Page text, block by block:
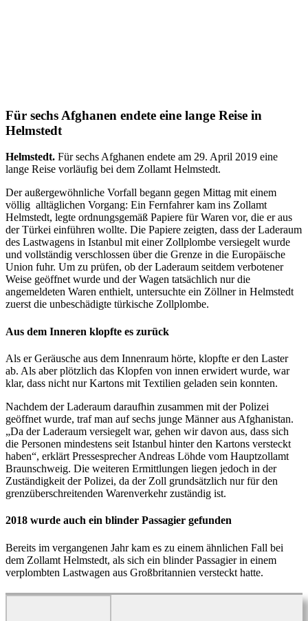
Für sechs Afghanen endete eine lange Reise in
Helmstedt
Helmstedt. Für sechs Afghanen endete am 29. April 2019 eine
lange Reise vorläufig bei dem Zollamt Helmstedt.
Der außergewöhnliche Vorfall begann gegen Mittag mit einem
völlig alltäglichen Vorgang: Ein Fernfahrer kam ins Zollamt
Helmstedt, legte ordnungsgemäß Papiere für Waren vor, die er aus
der Türkei einführen wollte. Die Papiere zeigten, dass der Laderaum
des Lastwagens in Istanbul mit einer Zollplombe versiegelt wurde
und vollständig verschlossen über die Grenze in die Europäische
Union fuhr. Um zu prüfen, ob der Laderaum seitdem verbotener
Weise geöffnet wurde und der Wagen tatsächlich nur die
angemeldeten Waren enthielt, untersuchte ein Zöllner in Helmstedt
zuerst die unbeschädigte türkische Zollplombe.
Aus dem Inneren klopfte es zurück
Als er Geräusche aus dem Innenraum hörte, klopfte er den Laster
ab. Als aber plötzlich das Klopfen von innen erwidert wurde, war
klar, dass nicht nur Kartons mit Textilien geladen sein konnten.
Nachdem der Laderaum daraufhin zusammen mit der Polizei
geöffnet wurde, traf man auf sechs junge Männer aus Afghanistan.
„Da der Laderaum versiegelt war, gehen wir davon aus, dass sich
die Personen mindestens seit Istanbul hinter den Kartons versteckt
haben“, erklärt Pressesprecher Andreas Löhde vom Hauptzollamt
Braunschweig. Die weiteren Ermittlungen liegen jedoch in der
Zuständigkeit der Polizei, da der Zoll grundsätzlich nur für den
grenzüberschreitenden Warenverkehr zuständig ist.
2018 wurde auch ein blinder Passagier gefunden
Bereits im vergangenen Jahr kam es zu einem ähnlichen Fall bei
dem Zollamt Helmstedt, als sich ein blinder Passagier in einem
verplombten Lastwagen aus Großbritannien versteckt hatte.